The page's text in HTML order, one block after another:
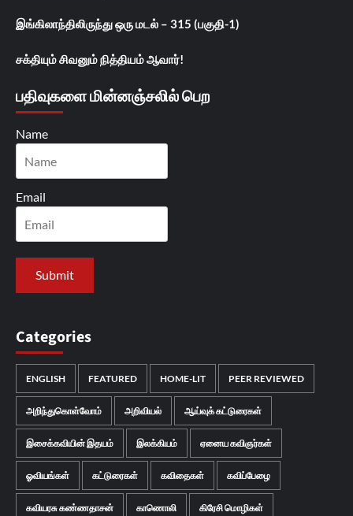
இங்கிலாந்திலிருந்து ஒரு மடல் – 315 (பகுதி-1)
சக்தியும் சிவனும் நித்தியம் ஆவார்!
பதிவுகளை மின்னஞ்சலில் பெற
Name
Email
Categories
ENGLISH FEATURED HOME-LIT PEER REVIEWED
அறிந்துகொள்வோம் அறிவியல் ஆய்வுக் கட்டுரைகள்
இசைக்கவியின் இதயம் இலக்கியம் ஏனைய கவிஞர்கள்
ஓவியங்கள் கட்டுரைகள் கவிதைகள் கவிப்பேழை
கவியரசு கண்ணதாசன் காணொலி கிரேசி மொழிகள்